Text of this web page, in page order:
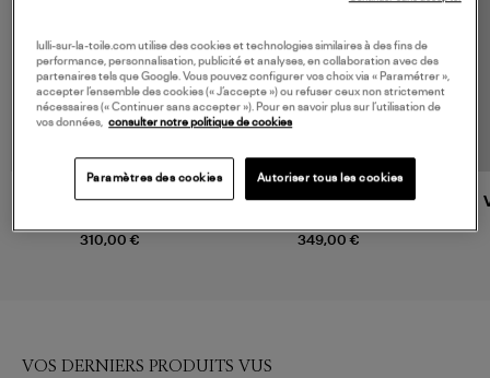
310,00 €
FARM RIO
Denim
349,00 €
AGOLDE
VOS DERNIERS PRODUITS VUS
lulli-sur-la-toile.com utilise des cookies et technologies similaires à des fins de
performance, personnalisation, publicité et analyses, en collaboration avec des
partenaires tels que Google. Vous pouvez configurer vos choix via « Paramétrer »,
accepter l’ensemble des cookies (« J’accepte ») ou refuser ceux non strictement
nécessaires (« Continuer sans accepter »). Pour en savoir plus sur l’utilisation de
vos données, consulter notre politique de cookies
Paramètres des cookies Autoriser tous les cookies